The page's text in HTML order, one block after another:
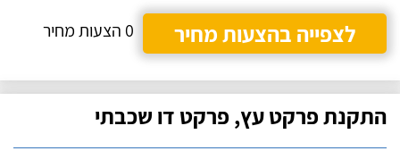
לצפייה בהצעות מחיר
0 הצעות מחיר
התקנת פרקט עץ, פרקט דו שכבתי